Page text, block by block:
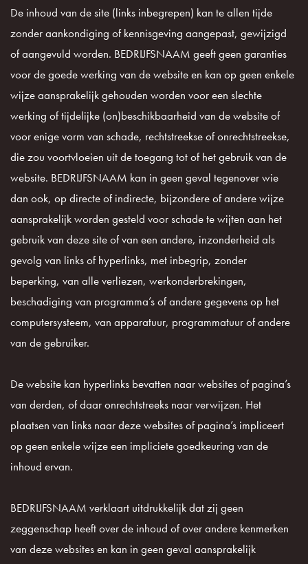
De inhoud van de site (links inbegrepen) kan te allen tijde
zonder aankondiging of kennisgeving aangepast, gewijzigd
of aangevuld worden. BEDRIJFSNAAM geeft geen garanties
voor de goede werking van de website en kan op geen enkele
wijze aansprakelijk gehouden worden voor een slechte
werking of tijdelijke (on)beschikbaarheid van de website of
voor enige vorm van schade, rechtstreekse of onrechtstreekse,
die zou voortvloeien uit de toegang tot of het gebruik van de
website. BEDRIJFSNAAM kan in geen geval tegenover wie
dan ook, op directe of indirecte, bijzondere of andere wijze
aansprakelijk worden gesteld voor schade te wijten aan het
gebruik van deze site of van een andere, inzonderheid als
gevolg van links of hyperlinks, met inbegrip, zonder
beperking, van alle verliezen, werkonderbrekingen,
beschadiging van programma’s of andere gegevens op het
computersysteem, van apparatuur, programmatuur of andere
van de gebruiker.
De website kan hyperlinks bevatten naar websites of pagina’s
van derden, of daar onrechtstreeks naar verwijzen. Het
plaatsen van links naar deze websites of pagina’s impliceert
op geen enkele wijze een impliciete goedkeuring van de
inhoud ervan.
BEDRIJFSNAAM verklaart uitdrukkelijk dat zij geen
zeggenschap heeft over de inhoud of over andere kenmerken
van deze websites en kan in geen geval aansprakelijk